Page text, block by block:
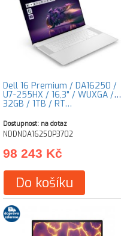
Dell 16 Premium / DA16250 /
U7-255HX / 16,3" / WUXGA /
32GB / 1TB / RT…
Dostupnost: na dotaz
NDDNDA16250P3702
98 243 Kč
Do košíku